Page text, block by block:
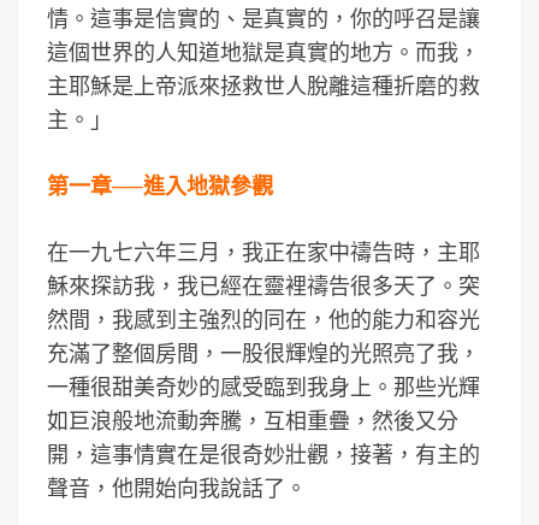
情。這事是信實的、是真實的，你的呼召是讓
這個世界的人知道地獄是真實的地方。而我，
主耶穌是上帝派來拯救世人脫離這種折磨的救
主。」
第一章──進入地獄參觀
在一九七六年三月，我正在家中禱告時，主耶
穌來探訪我，我已經在靈裡禱告很多天了。突
然間，我感到主強烈的同在，他的能力和容光
充滿了整個房間，一股很輝煌的光照亮了我，
一種很甜美奇妙的感受臨到我身上。那些光輝
如巨浪般地流動奔騰，互相重疊，然後又分
開，這事情實在是很奇妙壯觀，接著，有主的
聲音，他開始向我說話了。